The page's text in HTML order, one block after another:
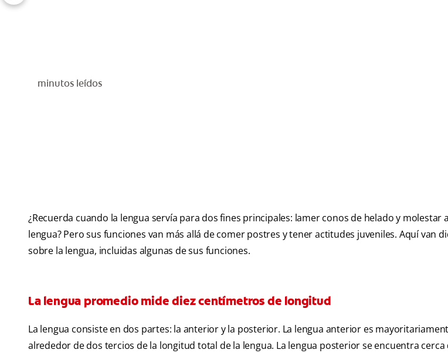
minutos leídos
¿Recuerda cuando la lengua servía para dos fines principales: lamer conos de helado y molestar
lengua? Pero sus funciones van más allá de comer postres y tener actitudes juveniles. Aquí van
sobre la lengua, incluidas algunas de sus funciones.
La lengua promedio mide diez centímetros de longitud
La lengua consiste en dos partes: la anterior y la posterior. La lengua anterior es
alrededor de dos tercios de la longitud total de la lengua. La lengua posterior se encuentra